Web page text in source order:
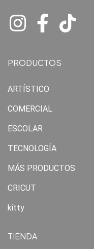
PRODUCTOS
ARTÍSTICO
COMERCIAL
ESCOLAR
TECNOLOGÍA
MÁS PRODUCTOS
CRICUT
kitty
TIENDA